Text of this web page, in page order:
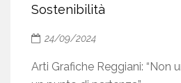
Sostenibilità
24/09/2024
Arti Grafiche Reggiani: “Non